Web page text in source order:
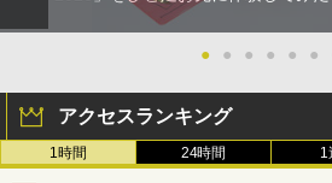
● ● ● ● ● ●
アクセスランキング
1時間 24時間 1